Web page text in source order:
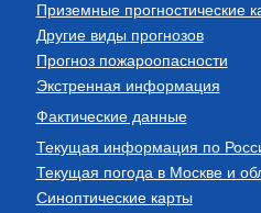
Приземные прогностические
Другие виды прогнозов
Прогноз пожароопасности
Экстренная информация
Фактические данные
Текущая информация по
Текущая погода в Москве и
Синоптические карты